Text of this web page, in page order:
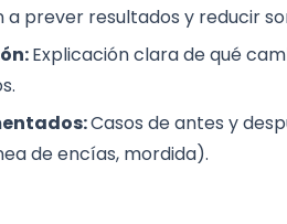
a prever resultados y reducir
Explicación clara de qué
Casos de antes y
de encías, mordida).